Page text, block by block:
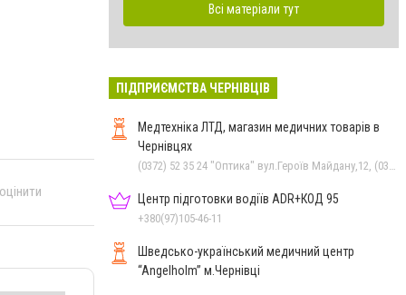
Всі матеріали тут
ПІДПРИЄМСТВА ЧЕРНІВЦІВ
Медтехніка ЛТД, магазин медичних товарів в
Чернівцях
Центр підготовки водіїв ADR+КОД 95
+380(97)105-46-11
Шведсько-український медичний центр
“Angelholm” м.Чернівці